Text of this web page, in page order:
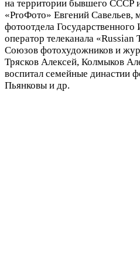
на территории бывшего СССР
«ProФото» Евгений Савельев,
фотоотдела
оператор телеканала
Союзов фотохудожников и
Трясков Алексей, Колмыков
воспитал семейные династии
Пьянковы и др.